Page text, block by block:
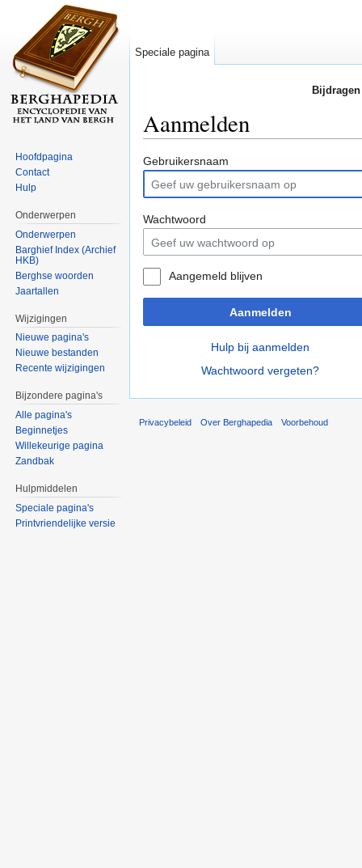
Aanmelden
Gebruikersnaam
Wachtwoord
Aangemeld blijven
Aanmelden
Hulp bij aanmelden
Wachtwoord vergeten?
Speciale pagina
Hoofdpagina
Contact
Hulp
Onderwerpen
Onderwerpen
Barghief Index (Archief
HKB)
Berghse woorden
Jaartallen
Wijzigingen
Nieuwe pagina's
Nieuwe bestanden
Recente wijzigingen
Bijzondere pagina's
Alle pagina's
Beginnetjes
Willekeurige pagina
Zandbak
Hulpmiddelen
Speciale pagina's
Printvriendelijke versie
Privacybeleid Over Berghapedia Voorbehoud